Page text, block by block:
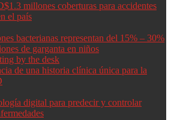
millones coberturas para accidentes
el país
bacterianas representan del 15% – 30%
de garganta en niños
de una historia clínica única para la
digital para predecir y controlar